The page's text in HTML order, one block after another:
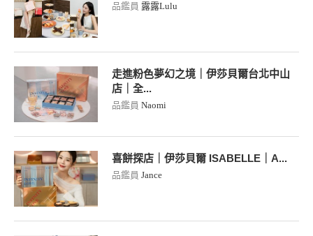
品鑑員 露露Lulu
走進粉色夢幻之境｜伊莎貝爾台北中山
店｜全...
品鑑員 Naomi
喜餅探店｜伊莎貝爾 ISABELLE｜A...
品鑑員 Jance